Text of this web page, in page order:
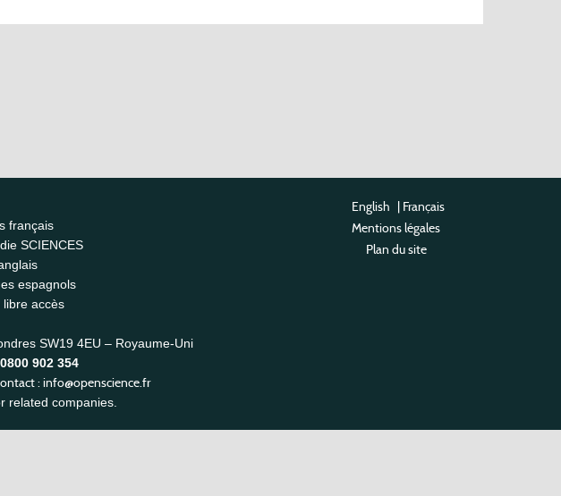
français
SCIENCES
espagnols
accès
SW19 4EU – Royaume-Uni
0800 902 354
: info@openscience.fr
related companies.
English | Français
Mentions légales
Plan du site